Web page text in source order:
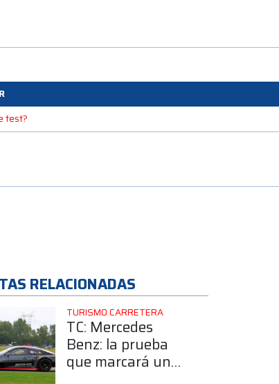
test?
RELACIONADAS
TURISMO CARRETERA
TC: Mercedes
Benz: la prueba
que marcará un